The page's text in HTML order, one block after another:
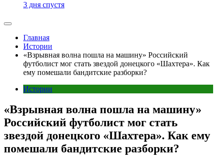
3 дня спустя
Главная
Истории
«Взрывная волна пошла на машину» Российский
футболист мог стать звездой донецкого «Шахтера». Как
ему помешали бандитские разборки?
Истории
«Взрывная волна пошла на машину»
Российский футболист мог стать
звездой донецкого «Шахтера». Как ему
помешали бандитские разборки?